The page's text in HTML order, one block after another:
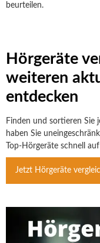
beurteilen.
Hörgeräte
weiteren
entdecken
Finden und sortieren Sie
haben Sie
Top-Hörgeräte schnell
Jetzt Hörgeräte